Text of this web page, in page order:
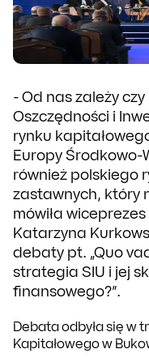
- Od nas zależy
Oszczędności i
rynku
Europy Środkowo-
również polskiego
zastawnych, który
mówiła
Katarzyna
debaty pt. „Quo
strategia SIU i jej
finansowego?”.
Debata odbyła się w
Kapitałowego w